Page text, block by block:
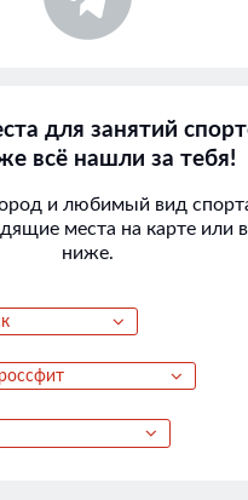
для занятий
всё нашли за тебя!
и любимый вид
места на карте или
ниже.